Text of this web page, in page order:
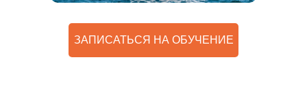
ЗАПИСАТЬСЯ НА ОБУЧЕНИЕ